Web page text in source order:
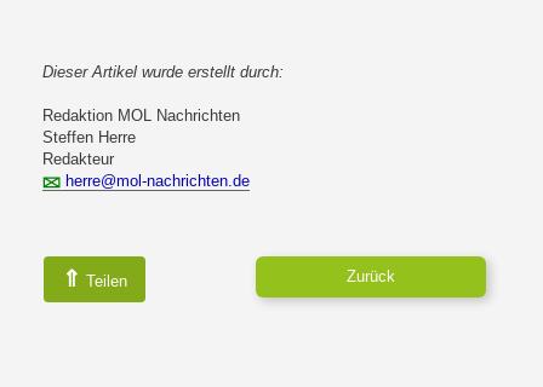
Dieser Artikel wurde erstellt durch:
Redaktion MOL Nachrichten
Steffen Herre
Redakteur
herre@mol-nachrichten.de
⇑ Teilen Zurück